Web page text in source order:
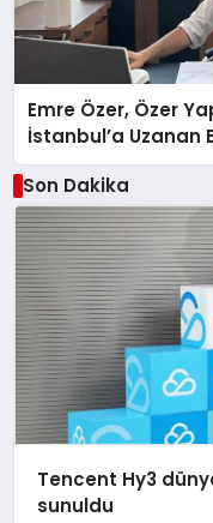
Emre Özer, Özer
İstanbul’a Uzanan
Son Dakika
Tencent Hy3
sunuldu